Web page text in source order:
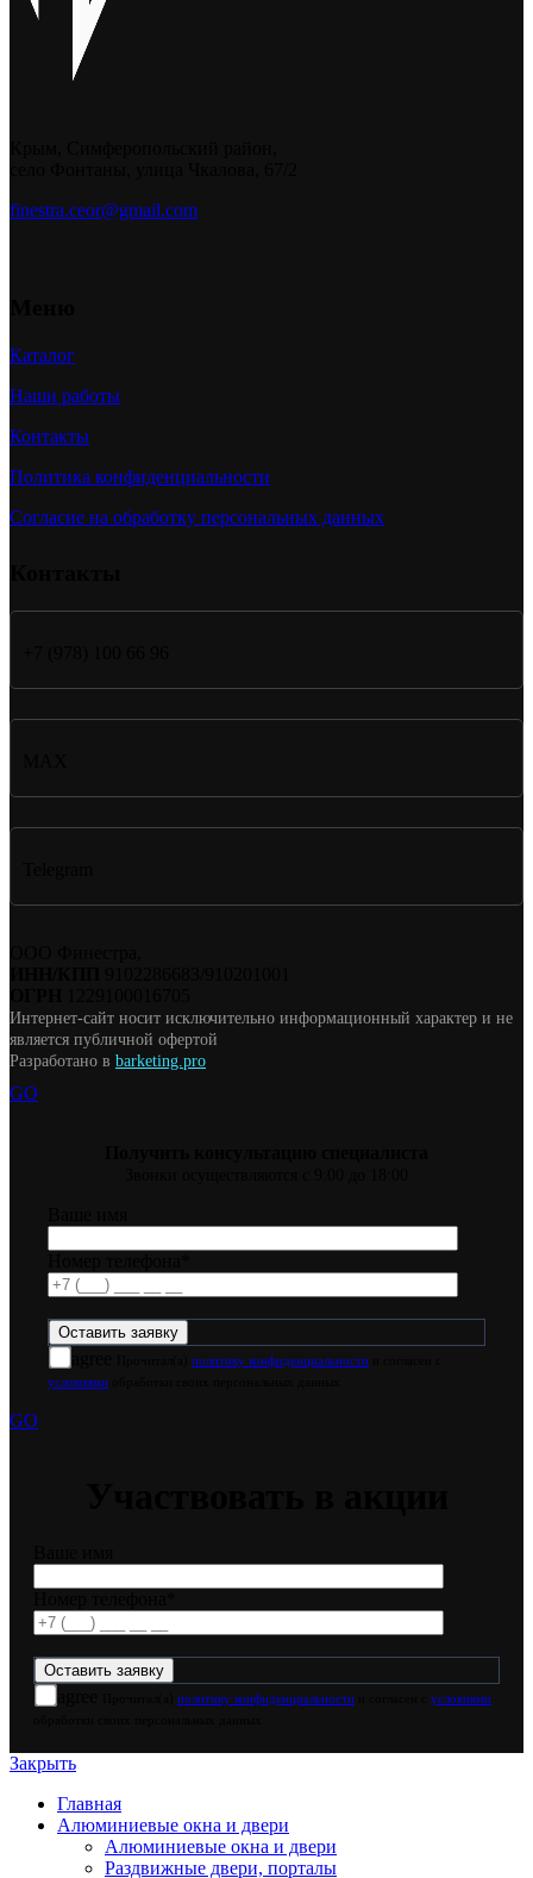
finestra.ceor@gmail.com
Каталог
Наши работы
Контакты
Политика конфиденциальности
Согласие на обработку персональных данных
Интернет-сайт носит исключительно информационный характер и не
является публичной офертой
Разработано в barketing.pro
GO
политику конфиденциальности
условиями
GO
политику конфиденциальности
условиями
Закрыть
Главная
Алюминиевые окна и двери
Алюминиевые окна и двери
Раздвижные двери, порталы